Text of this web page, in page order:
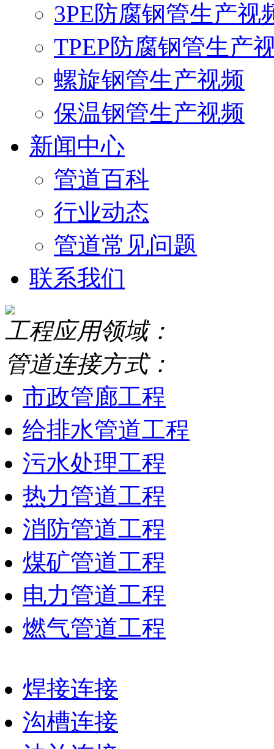
3PE防腐钢管生产视
TPEP防腐钢管生产
螺旋钢管生产视频
保温钢管生产视频
新闻中心
管道百科
行业动态
管道常见问题
联系我们
工程应用领域：
管道连接方式：
市政管廊工程
给排水管道工程
污水处理工程
热力管道工程
消防管道工程
煤矿管道工程
电力管道工程
燃气管道工程
焊接连接
沟槽连接